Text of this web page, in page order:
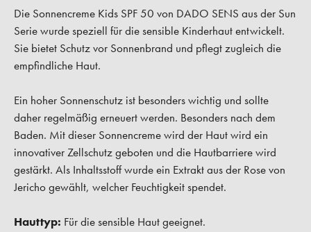
Die Sonnencreme Kids SPF 50 von DADO SENS aus der Sun
Serie wurde speziell für die sensible Kinderhaut entwickelt.
Sie bietet Schutz vor Sonnenbrand und pflegt zugleich die
empfindliche Haut.
Ein hoher Sonnenschutz ist besonders wichtig und sollte
daher regelmäßig erneuert werden. Besonders nach dem
Baden. Mit dieser Sonnencreme wird der Haut wird ein
innovativer Zellschutz geboten und die Hautbarriere wird
gestärkt. Als Inhaltsstoff wurde ein Extrakt aus der Rose von
Jericho gewählt, welcher Feuchtigkeit spendet.
Hauttyp: Für die sensible Haut geeignet.